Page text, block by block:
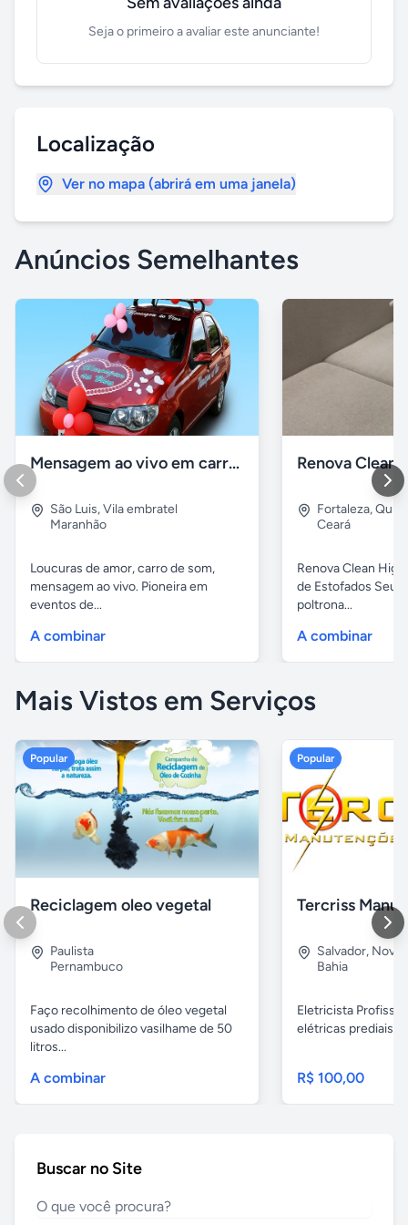
Seja o primeiro a avaliar este anunciante!
Localização
Ver no mapa (abrirá em uma janela)
Anúncios Semelhantes
Mensagem ao vivo em carro de som
São Luis,Vila embratel
Maranhão
Loucuras de amor, carro de som,
mensagem ao vivo. Pioneira em
eventos de...
A combinar
Fortaleza,
Ceará
Renova Clean
de Estofados Seu
poltrona...
A combinar
Mais Vistos em Serviços
Popular
Reciclagem oleo vegetal
Paulista
Pernambuco
Faço recolhimento de óleo vegetal
usado disponibilizo vasilhame de 50
litros...
A combinar
Popular
Salvador, Nova
Bahia
Eletricista
elétricas prediais e
R$ 100,00
Buscar no Site